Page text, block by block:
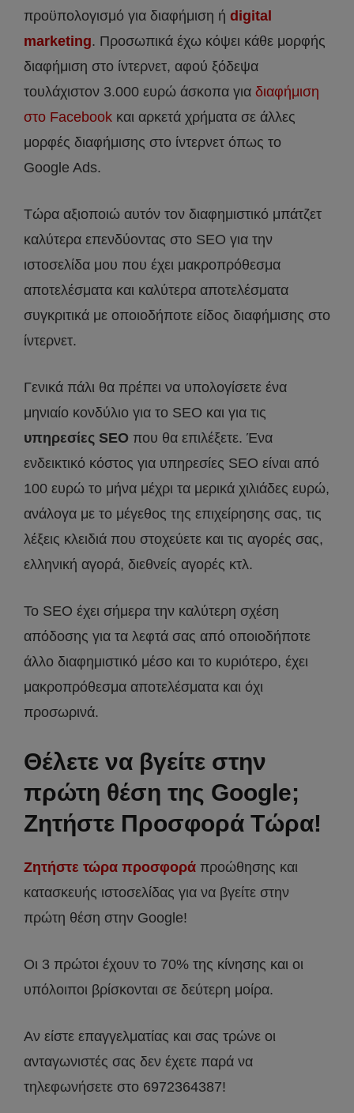
προϋπολογισμό για διαφήμιση ή digital
marketing. Προσωπικά έχω κόψει κάθε μορφής
διαφήμιση στο ίντερνετ, αφού ξόδεψα
τουλάχιστον 3.000 ευρώ άσκοπα για διαφήμιση
στο Facebook και αρκετά χρήματα σε άλλες
μορφές διαφήμισης στο ίντερνετ όπως το
Google Ads.
Τώρα αξιοποιώ αυτόν τον διαφημιστικό μπάτζετ
καλύτερα επενδύοντας στο SEO για την
ιστοσελίδα μου που έχει μακροπρόθεσμα
αποτελέσματα και καλύτερα αποτελέσματα
συγκριτικά με οποιοδήποτε είδος διαφήμισης στο
ίντερνετ.
Γενικά πάλι θα πρέπει να υπολογίσετε ένα
μηνιαίο κονδύλιο για το SEO και για τις
υπηρεσίες SEO που θα επιλέξετε. Ένα
ενδεικτικό κόστος για υπηρεσίες SEO είναι από
100 ευρώ το μήνα μέχρι τα μερικά χιλιάδες ευρώ,
ανάλογα με το μέγεθος της επιχείρησης σας, τις
λέξεις κλειδιά που στοχεύετε και τις αγορές σας,
ελληνική αγορά, διεθνείς αγορές κτλ.
Το SEO έχει σήμερα την καλύτερη σχέση
απόδοσης για τα λεφτά σας από οποιοδήποτε
άλλο διαφημιστικό μέσο και το κυριότερο, έχει
μακροπρόθεσμα αποτελέσματα και όχι
προσωρινά.
Θέλετε να βγείτε στην
πρώτη θέση της Google;
Ζητήστε Προσφορά Τώρα!
Ζητήστε τώρα προσφορά προώθησης και
κατασκευής ιστοσελίδας για να βγείτε στην
πρώτη θέση στην Google!
Οι 3 πρώτοι έχουν το 70% της κίνησης και οι
υπόλοιποι βρίσκονται σε δεύτερη μοίρα.
Αν είστε επαγγελματίας και σας τρώνε οι
ανταγωνιστές σας δεν έχετε παρά να
τηλεφωνήσετε στο 6972364387!